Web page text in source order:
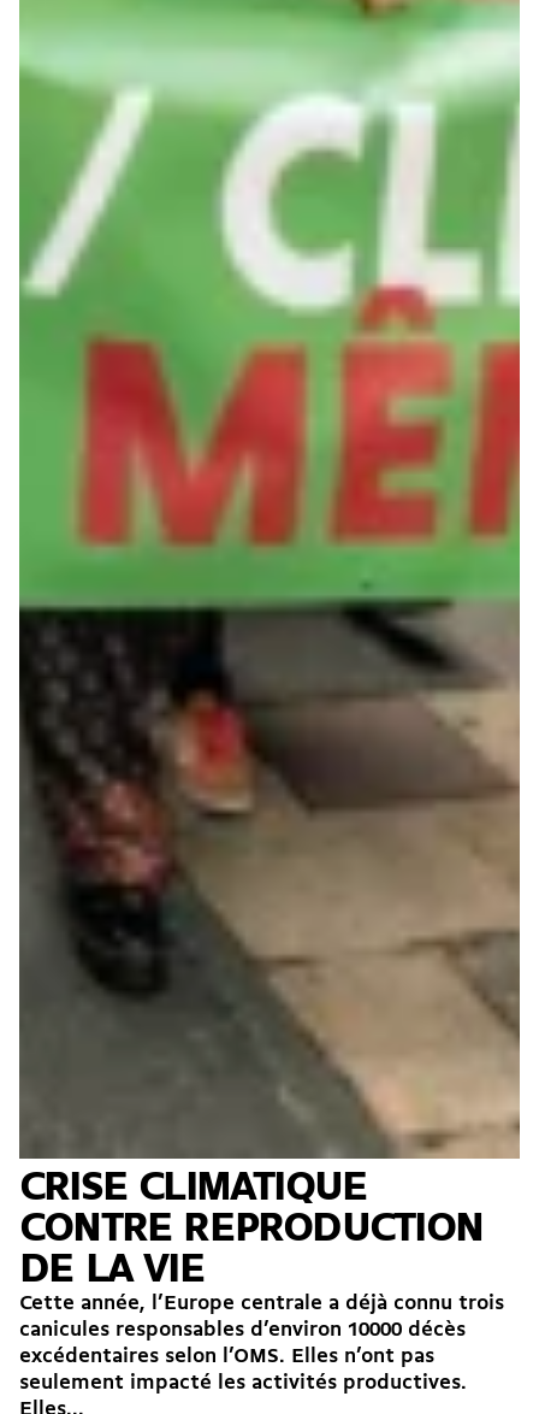
CRISE CLIMATIQUE
CONTRE REPRODUCTION
DE LA VIE
Cette année, l’Europe centrale a déjà connu trois
canicules responsables d’environ 10000 décès
excédentaires selon l’OMS. Elles n’ont pas
seulement impacté les activités productives.
Elles...